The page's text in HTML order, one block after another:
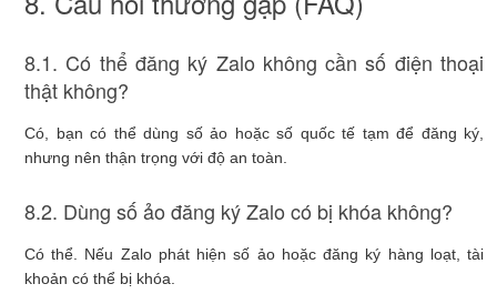
8.1. Có thể đăng ký Zalo không cần số điện thoại
thật không?
Có, bạn có thể dùng số ảo hoặc số quốc tế tạm để đăng ký,
nhưng nên thận trọng với độ an toàn.
8.2. Dùng số ảo đăng ký Zalo có bị khóa không?
Có thể. Nếu Zalo phát hiện số ảo hoặc đăng ký hàng loạt, tài
khoản có thể bị khóa.